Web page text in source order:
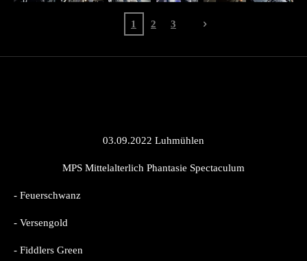
1 2 3
03.09.2022 Luhmühlen
MPS Mittelalterlich Phantasie Spectaculum
- Feuerschwanz
- Versengold
- Fiddlers Green